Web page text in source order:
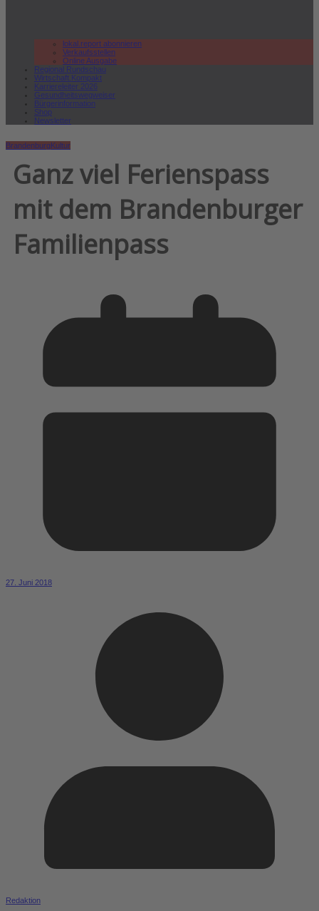
lokal.report abonnieren
Verkaufsstellen
Online Ausgabe
Regional Rundschau
Wirtschaft.Kompakt
Karriereleiter 2026
Gesundheitswegweiser
Bürgerinformation
Shop
Newsletter
BrandenburgKultur
Ganz viel Ferienspass
mit dem Brandenburger
Familienpass
27. Juni 2018
Redaktion